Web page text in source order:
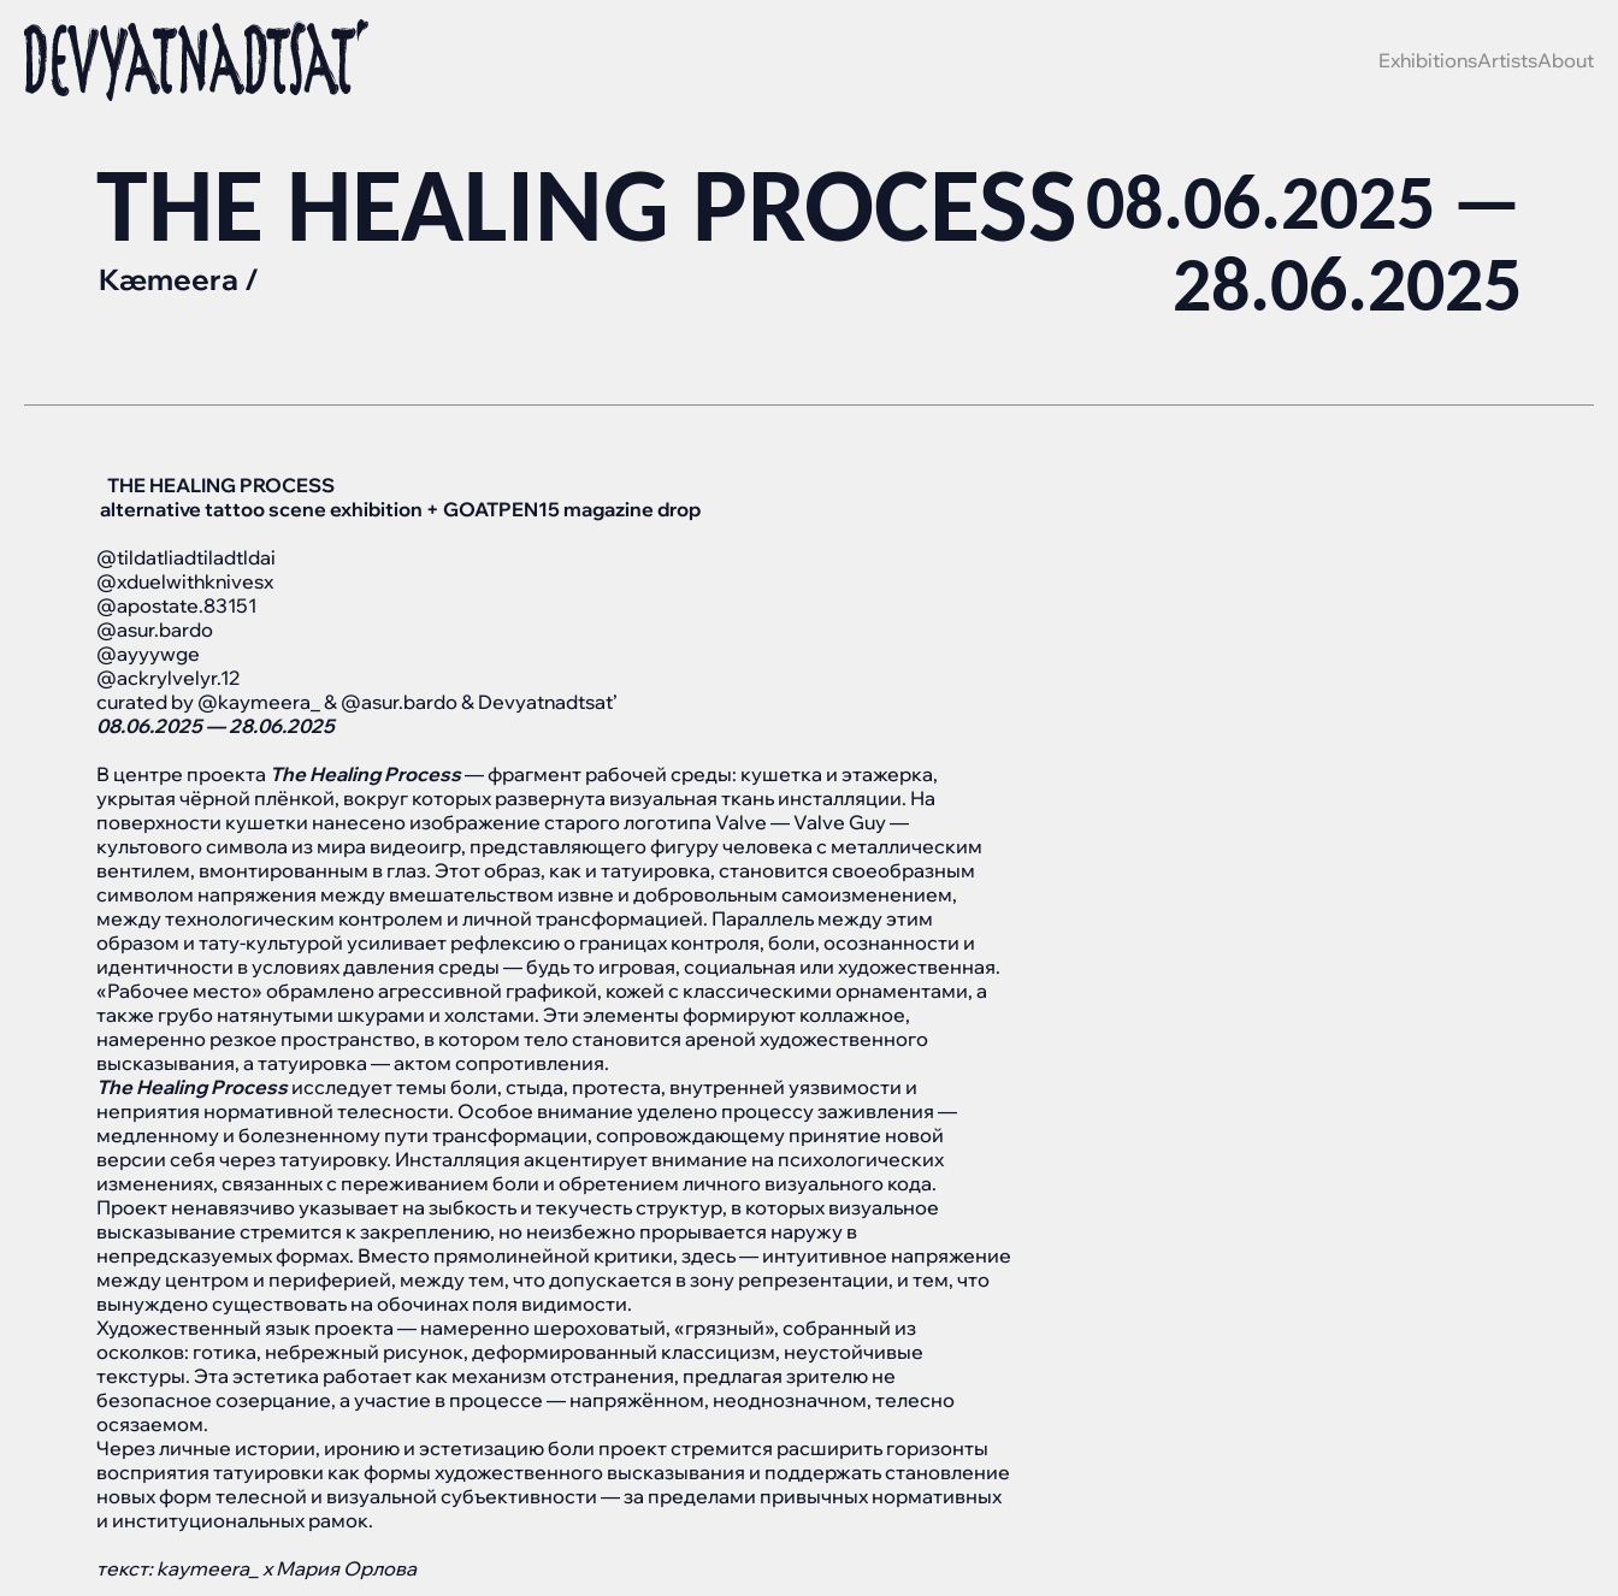
ExhibitionsArtistsAbout
THE HEALING PROCESS
Kæmeera /
08.06.2025 —
28.06.2025
THE HEALING PROCESS
alternative tattoo scene exhibition + GOATPEN15 magazine drop
@tildatliadtiladtldai
@xduelwithknivesx
@apostate.83151
@asur.bardo
@ayyywge
@ackrylvelyr.12
curated by @kaymeera_ & @asur.bardo & Devyatnadtsat’
08.06.2025 — 28.06.2025
В центре проекта The Healing Process— фрагмент рабочей среды: кушетка и этажерка,
укрытая чёрной плёнкой, вокруг которых развернута визуальная ткань инсталляции. На
поверхности кушетки нанесено изображение старого логотипа Valve — Valve Guy —
культового символа из мира видеоигр, представляющего фигуру человека с металлическим
вентилем, вмонтированным в глаз. Этот образ, как и татуировка, становится своеобразным
символом напряжения между вмешательством извне и добровольным самоизменением,
между технологическим контролем и личной трансформацией. Параллель между этим
образом и тату-культурой усиливает рефлексию о границах контроля, боли, осознанности и
идентичности в условиях давления среды — будь то игровая, социальная или художественная.
«Рабочее место» обрамлено агрессивной графикой, кожей с классическими орнаментами, а
также грубо натянутыми шкурами и холстами. Эти элементы формируют коллажное,
намеренно резкое пространство, в котором тело становится ареной художественного
высказывания, а татуировка — актом сопротивления.
The Healing Processисследует темы боли, стыда, протеста, внутренней уязвимости и
неприятия нормативной телесности. Особое внимание уделено процессу заживления —
медленному и болезненному пути трансформации, сопровождающему принятие новой
версии себя через татуировку. Инсталляция акцентирует внимание на психологических
изменениях, связанных с переживанием боли и обретением личного визуального кода.
Проект ненавязчиво указывает на зыбкость и текучесть структур, в которых визуальное
высказывание стремится к закреплению, но неизбежно прорывается наружу в
непредсказуемых формах. Вместо прямолинейной критики, здесь — интуитивное напряжение
между центром и периферией, между тем, что допускается в зону репрезентации, и тем, что
вынуждено существовать на обочинах поля видимости.
Художественный язык проекта — намеренно шероховатый, «грязный», собранный из
осколков: готика, небрежный рисунок, деформированный классицизм, неустойчивые
текстуры. Эта эстетика работает как механизм отстранения, предлагая зрителю не
безопасное созерцание, а участие в процессе — напряжённом, неоднозначном, телесно
осязаемом.
Через личные истории, иронию и эстетизацию боли проект стремится расширить горизонты
восприятия татуировки как формы художественного высказывания и поддержать становление
новых форм телесной и визуальной субъективности — за пределами привычных нормативных
и институциональных рамок.
текст: kaymeera_ x Мария Орлова